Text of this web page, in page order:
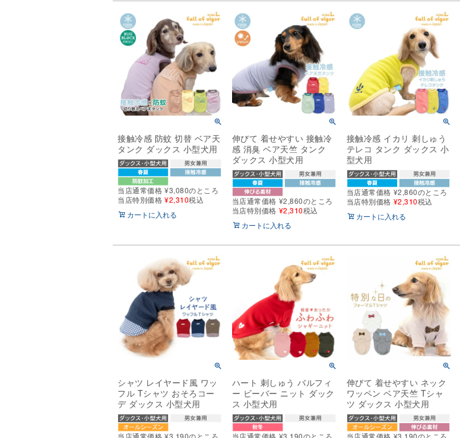
接触冷感 防蚊 切替 ベア天
タンク ダックス 小型犬用
当店通常価格 ¥3,080のところ
当店特別価格 ¥2,310税込
カートに入れる
伸びて 着せやすい 接触冷
感 消臭 ベア天竺 タンク
ダックス 小型犬用
当店通常価格 ¥2,860のところ
当店特別価格 ¥2,310税込
カートに入れる
接触冷感 イカリ 刺しゅう
テレコ タンク ダックス 小
型犬用
当店通常価格 ¥2,860のところ
当店特別価格 ¥2,310税込
カートに入れる
シャツ レイヤード風 ワッ
フル Tシャツ おそろコー
デ ダックス 小型犬用
当店通常価格 ¥3,190のところ
ハート 刺しゅう バルフィ
ー ビーバー ニット ダック
ス 小型犬用
当店通常価格 ¥3,190のところ
伸びて 着せやすい ネック
ワッペン ベア天竺 Tシャ
ツ ダックス 小型犬用
当店通常価格 ¥3,190のところ